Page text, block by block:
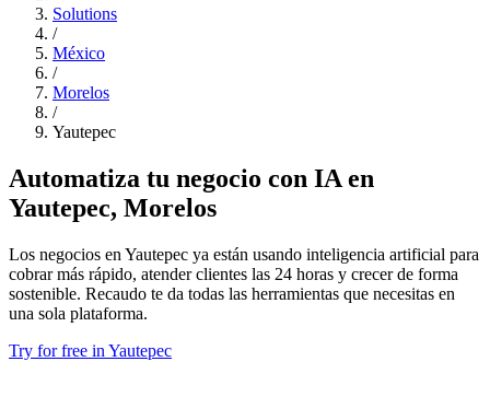
Solutions
/
México
/
Morelos
/
Yautepec
Automatiza tu negocio con IA en
Yautepec, Morelos
Los negocios en Yautepec ya están usando inteligencia artificial para
cobrar más rápido, atender clientes las 24 horas y crecer de forma
sostenible. Recaudo te da todas las herramientas que necesitas en
una sola plataforma.
Try for free in Yautepec